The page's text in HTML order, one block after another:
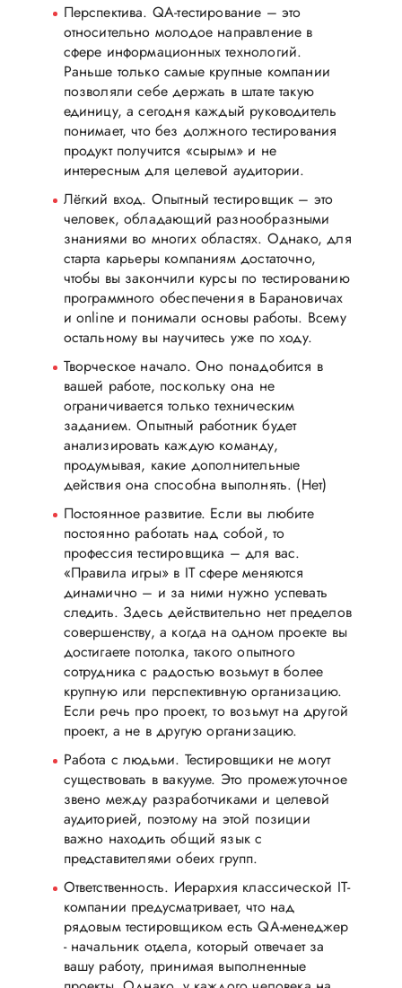
Перспектива. QA-тестирование – это
относительно молодое направление в
сфере информационных технологий.
Раньше только самые крупные компании
позволяли себе держать в штате такую
единицу, а сегодня каждый руководитель
понимает, что без должного тестирования
продукт получится «сырым» и не
интересным для целевой аудитории.
Лёгкий вход. Опытный тестировщик – это
человек, обладающий разнообразными
знаниями во многих областях. Однако, для
старта карьеры компаниям достаточно,
чтобы вы закончили курсы по тестированию
программного обеспечения в Барановичах
и online и понимали основы работы. Всему
остальному вы научитесь уже по ходу.
Творческое начало. Оно понадобится в
вашей работе, поскольку она не
ограничивается только техническим
заданием. Опытный работник будет
анализировать каждую команду,
продумывая, какие дополнительные
действия она способна выполнять. (Нет)
Постоянное развитие. Если вы любите
постоянно работать над собой, то
профессия тестировщика – для вас.
«Правила игры» в IT сфере меняются
динамично – и за ними нужно успевать
следить. Здесь действительно нет пределов
совершенству, а когда на одном проекте вы
достигаете потолка, такого опытного
сотрудника с радостью возьмут в более
крупную или перспективную организацию.
Если речь про проект, то возьмут на другой
проект, а не в другую организацию.
Работа с людьми. Тестировщики не могут
существовать в вакууме. Это промежуточное
звено между разработчиками и целевой
аудиторией, поэтому на этой позиции
важно находить общий язык с
представителями обеих групп.
Ответственность. Иерархия классической IT-
компании предусматривает, что над
рядовым тестировщиком есть QA-менеджер
- начальник отдела, который отвечает за
вашу работу, принимая выполненные